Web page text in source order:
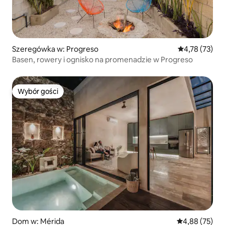
Szeregówka w: Progreso Średnia
4,78 (73)
Basen, rowery i ognisko na promenadzie w Progreso
Wybór gości
Wybór gości
Dom w: Mérida Średnia
4,88 (75)